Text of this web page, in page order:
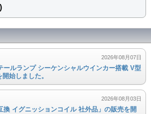
2026年08月07日
ールランプ シーケンシャルウインカー搭載 V型
始しました。
2026年08月03日
換 イグニッションコイル 社外品」の販売を開